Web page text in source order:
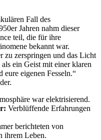
Fall des
Jahren nahm dieser
teil, die für ihre
bekannt war.
zu zerspringen und das Licht
ein Geist mit einer klaren
eigenen Fesseln.“
war elektrisierend.
Verblüffende Erfahrungen
berichteten von
ihrem Leben.